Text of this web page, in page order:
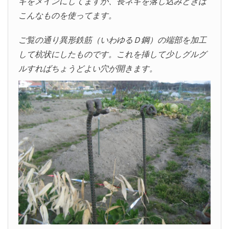
こんなものを使ってます。
ご覧の通り異形鉄筋（いわゆるＤ鋼）の端部を加工
して杭状にしたものです。これを挿して少しグルグ
ルすればちょうどよい穴が開きます。